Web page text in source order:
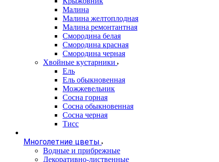
Малина
Малина желтоплодная
Малина ремонтантная
Смородина белая
Смородина красная
Смородина черная
Хвойные кустарники
Ель
Ель обыкновенная
Можжевельник
Сосна горная
Сосна обыкновенная
Сосна черная
Тисс
Многолетние цветы
Водные и прибрежные
Декоративно-лиственные